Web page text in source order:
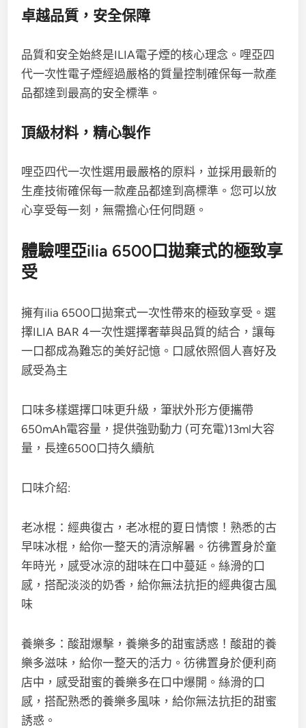
卓越品質，安全保障
品質和安全始終是ILIA電子煙的核心理念。哩亞四
代一次性電子煙經過嚴格的質量控制確保每一款產
品都達到最高的安全標準。
頂級材料，精心製作
哩亞四代一次性選用最嚴格的原料，並採用最新的
生產技術確保每一款產品都達到高標準。您可以放
心享受每一刻，無需擔心任何問題。
體驗哩亞ilia 6500口拋棄式的極致享
受
擁有ilia 6500口拋棄式一次性帶來的極致享受。選
擇ILIA BAR 4一次性選擇奢華與品質的結合，讓每
一口都成為難忘的美好記憶。口感依照個人喜好及
感受為主
口味多樣選擇口味更升級，筆狀外形方便攜帶
650mAh電容量，提供強勁動力 (可充電)13ml大容
量，長達6500口持久續航
口味介紹:
老冰棍：經典復古，老冰棍的夏日情懷！熟悉的古
早味冰棍，給你一整天的清涼解暑。彷彿置身於童
年時光，感受冰涼的甜味在口中蔓延。絲滑的口
感，搭配淡淡的奶香，給你無法抗拒的經典復古風
味
養樂多：酸甜爆擊，養樂多的甜蜜誘惑！酸甜的養
樂多滋味，給你一整天的活力。彷彿置身於便利商
店中，感受甜蜜的養樂多在口中爆開。絲滑的口
感，搭配熟悉的養樂多風味，給你無法抗拒的甜蜜
誘惑。